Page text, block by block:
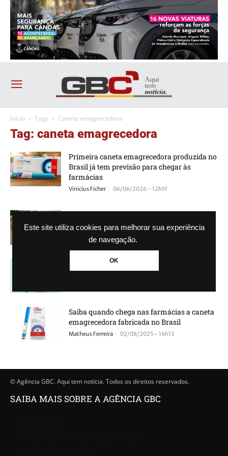
Este site utiliza cookies para melhorar sua experiência
de navegação.
OK
Início Tags Caneta emagrecedora
Tag: caneta emagrecedora
Primeira caneta emagrecedora produzida no
Brasil já tem previsão para chegar às
farmácias
Vinicius Ficher - 06/06/2026 - 12h51
caneta emagrecedora pelo SUS
Guilherme Galhardo - 11/03/2026 - 10h33
Novo “Ozempic brasileiro” chega ao
mercado; Saiba se funciona como o original
Saiba quando chega nas farmácias a caneta
emagrecedora fabricada no Brasil
Matheus Ferreira - 02/08/2025 - 14h13
© Agência GBC. Aqui tem notícia. Todos os direitos reservados.
SAIBA MAIS SOBRE A AGÊNCIA GBC